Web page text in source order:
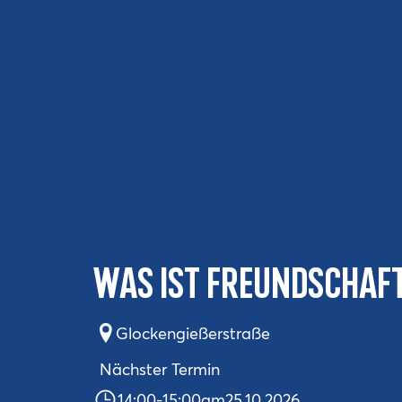
Was ist
Glockengießerstraße
Nächster Termin